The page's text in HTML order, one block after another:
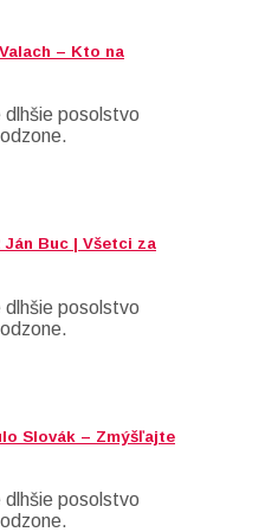
– Kto na
posolstvo
Ján Buc | Všetci za
posolstvo
Slovák – Zmýšľajte
posolstvo